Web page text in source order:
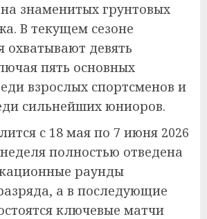
знаменитых грунтовых
В текущем сезоне
охватывают девять
пять основных
взрослых спортсменов и
сильнейших юниоров.
с 18 мая по 7 июня 2026
полностью отведена
раунды
а в последующие
ключевые матчи